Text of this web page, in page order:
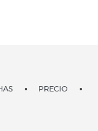
PRECIO